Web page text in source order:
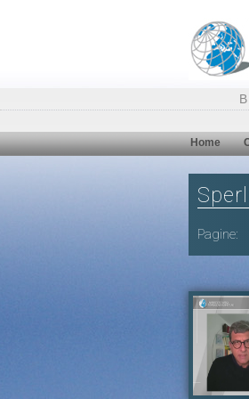
Home
Pagine: